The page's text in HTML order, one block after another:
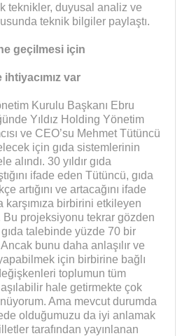
teknikler, duyusal analiz ve
teknik bilgiler paylaştı.
geçilmesi için
var
Kurulu Başkanı Ebru
Yıldız Holding Yönetim
ve CEO’su Mehmet Tütüncü
için gıda sistemlerinin
alındı. 30 yıldır gıda
ifade eden Tütüncü, gıda
artığını ve artacağını ifade
karşımıza birbirini etkileyen
Bu projeksiyonu tekrar gözden
talebinde yüzde 70 bir
bunu daha anlaşılır ve
için birbirine bağlı
toplumun tüm
hale getirmekte çok
Ama mevcut durumda
olduğumuzu da iyi anlamak
tarafından yayınlanan